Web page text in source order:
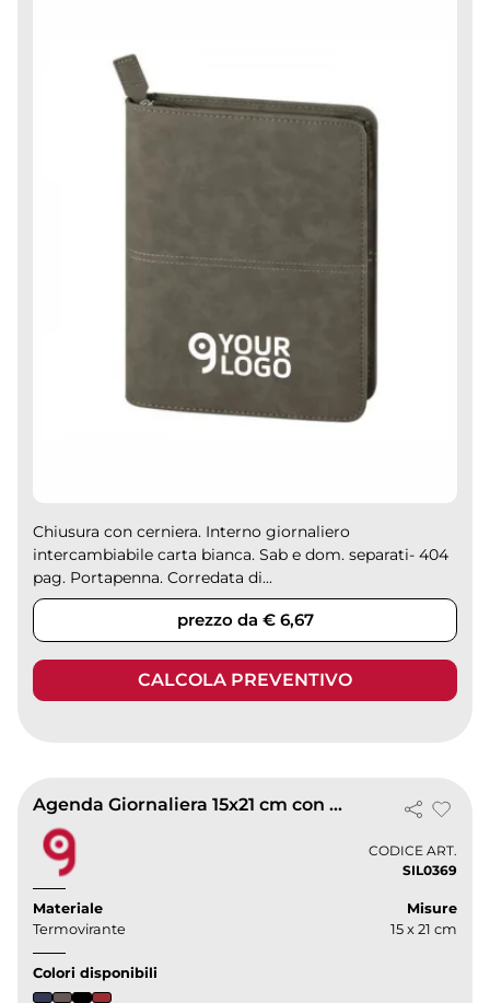
Chiusura con cerniera. Interno giornaliero
intercambiabile carta bianca. Sab e dom. separati- 404
pag. Portapenna. Corredata di...
prezzo da € 6,67
CALCOLA PREVENTIVO
Agenda Giornaliera 15x21 cm con vano porta penne
CODICE ART.
SIL0369
Materiale
Termovirante
Misure
15 x 21 cm
Colori disponibili